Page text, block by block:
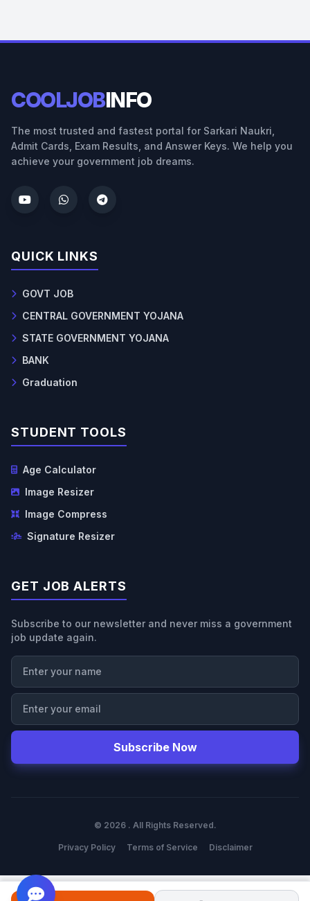
COOLJOBINFO
The most trusted and fastest portal for Sarkari Naukri,
Admit Cards, Exam Results, and Answer Keys. We help you
achieve your government job dreams.
QUICK LINKS
GOVT JOB
CENTRAL GOVERNMENT YOJANA
STATE GOVERNMENT YOJANA
BANK
Graduation
STUDENT TOOLS
Age Calculator
Image Resizer
Image Compress
Signature Resizer
GET JOB ALERTS
Subscribe to our newsletter and never miss a government
job update again.
Subscribe Now
© 2026 . All Rights Reserved.
Privacy Policy Terms of Service Disclaimer